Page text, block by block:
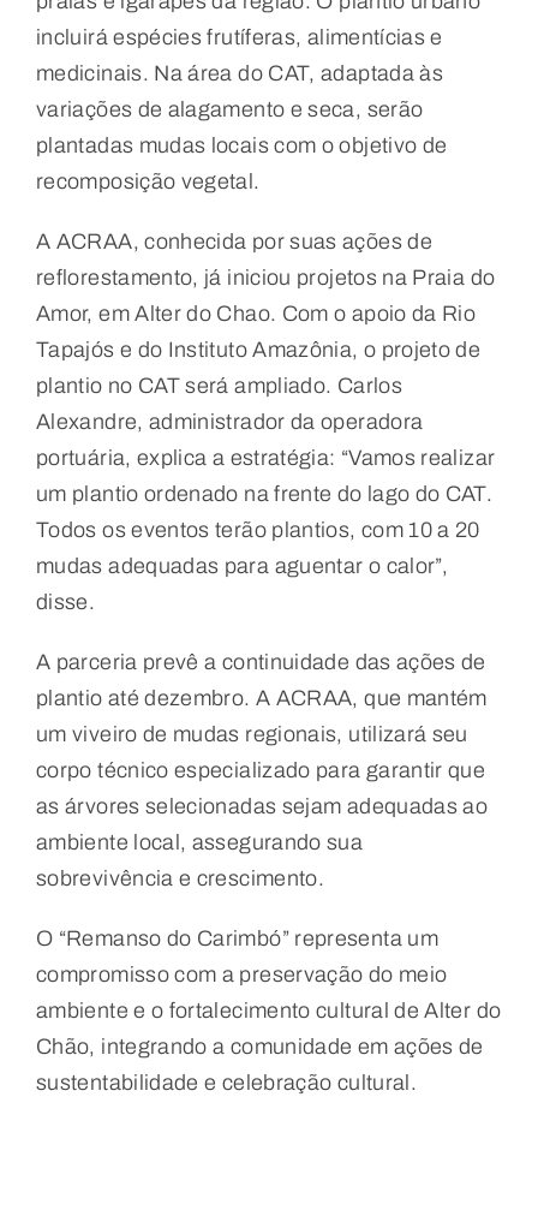
incluirá espécies frutíferas, alimentícias e
medicinais. Na área do CAT, adaptada às
variações de alagamento e seca, serão
plantadas mudas locais com o objetivo de
recomposição vegetal.
A ACRAA, conhecida por suas ações de
reflorestamento, já iniciou projetos na Praia do
Amor, em Alter do Chao. Com o apoio da Rio
Tapajós e do Instituto Amazônia, o projeto de
plantio no CAT será ampliado. Carlos
Alexandre, administrador da operadora
portuária, explica a estratégia: “Vamos realizar
um plantio ordenado na frente do lago do CAT.
Todos os eventos terão plantios, com 10 a 20
mudas adequadas para aguentar o calor”,
disse.
A parceria prevê a continuidade das ações de
plantio até dezembro. A ACRAA, que mantém
um viveiro de mudas regionais, utilizará seu
corpo técnico especializado para garantir que
as árvores selecionadas sejam adequadas ao
ambiente local, assegurando sua
sobrevivência e crescimento.
O “Remanso do Carimbó” representa um
compromisso com a preservação do meio
ambiente e o fortalecimento cultural de Alter do
Chão, integrando a comunidade em ações de
sustentabilidade e celebração cultural.